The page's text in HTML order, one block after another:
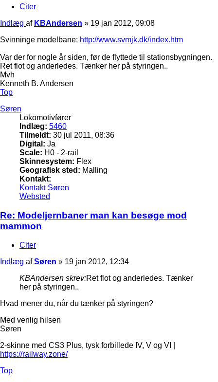
Citer
Indlæg af KBAndersen » 19 jan 2012, 09:08
Svinninge modelbane: http://www.svmjk.dk/index.htm
Var der for nogle år siden, før de flyttede til stationsbygningen.
Ret flot og anderledes. Tænker her på styringen..
Mvh
Kenneth B. Andersen
Top
Søren
Lokomotivfører
Indlæg: 5460
Tilmeldt: 30 jul 2011, 08:36
Digital: Ja
Scale: H0 - 2-rail
Skinnesystem: Flex
Geografisk sted: Malling
Kontakt:
Kontakt Søren
Websted
Re: Modeljernbaner man kan besøge mod
mammon
Citer
Indlæg afSøren » 19 jan 2012, 12:34
KBAndersen skrev:Ret flot og anderledes. Tænker
her på styringen..
Hvad mener du, når du tænker på styringen?
Med venlig hilsen
Søren
2-skinne med CS3 Plus, tysk forbillede IV, V og VI |
https://railway.zone/
Top